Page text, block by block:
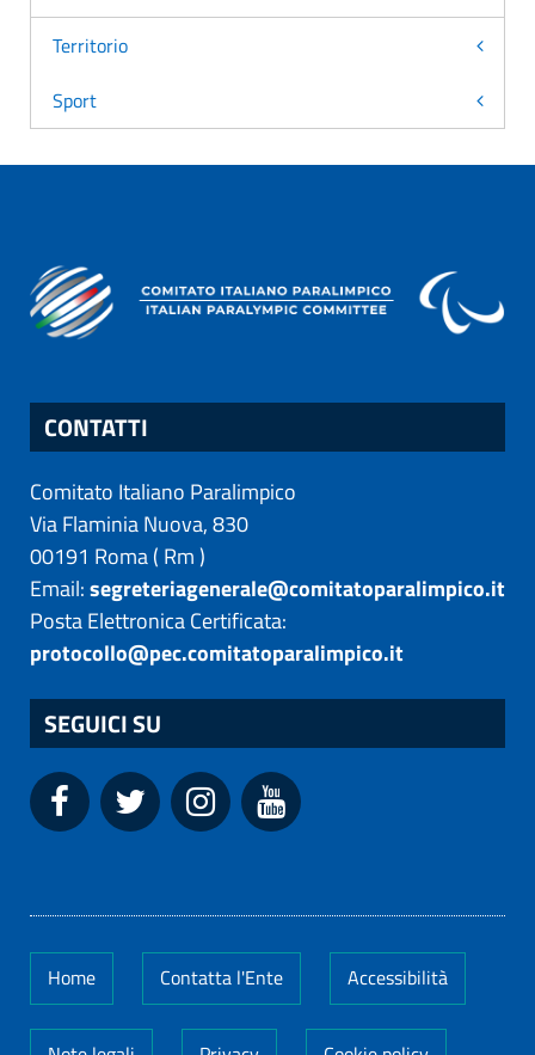
Territorio
Sport
CONTATTI
Comitato Italiano Paralimpico
Via Flaminia Nuova, 830
00191 Roma( Rm)
Email:segreteriagenerale@comitatoparalimpico.it
Posta Elettronica Certificata:
protocollo@pec.comitatoparalimpico.it
SEGUICI SU
Home Contatta l'Ente Accessibilità